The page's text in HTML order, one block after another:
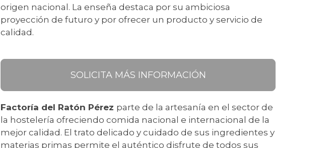
origen nacional. La enseña destaca por su ambiciosa
proyección de futuro y por ofrecer un producto y servicio de
calidad.
SOLICITA MÁS INFORMACIÓN
Factoría del Ratón Pérez parte de la artesanía en el sector de
la hostelería ofreciendo comida nacional e internacional de la
mejor calidad. El trato delicado y cuidado de sus ingredientes y
materias primas permite el auténtico disfrute de todos sus